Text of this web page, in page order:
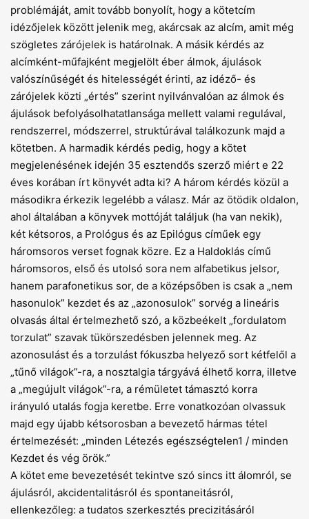
problémáját, amit tovább bonyolít, hogy a kötetcím
idézőjelek között jelenik meg, akárcsak az alcím, amit még
szögletes zárójelek is határolnak. A másik kérdés az
alcímként-műfajként megjelölt éber álmok, ájulások
valószínűségét és hitelességét érinti, az idéző- és
zárójelek közti „értés” szerint nyilvánvalóan az álmok és
ájulások befolyásolhatatlansága mellett valami regulával,
rendszerrel, módszerrel, struktúrával találkozunk majd a
kötetben. A harmadik kérdés pedig, hogy a kötet
megjelenésének idején 35 esztendős szerző miért e 22
éves korában írt könyvét adta ki? A három kérdés közül a
másodikra érkezik legelébb a válasz. Már az ötödik oldalon,
ahol általában a könyvek mottóját találjuk (ha van nekik),
két kétsoros, a Prológus és az Epilógus címűek egy
háromsoros verset fognak közre. Ez a Haldoklás című
háromsoros, első és utolsó sora nem alfabetikus jelsor,
hanem parafonetikus sor, de a középsőben is csak a „nem
hasonulok” kezdet és az „azonosulok” sorvég a lineáris
olvasás által értelmezhető szó, a közbeékelt „fordulatom
torzulat” szavak tükörszedésben jelennek meg. Az
azonosulást és a torzulást fókuszba helyező sort kétfelől a
„tűnő világok”-ra, a nosztalgia tárgyává élhető korra, illetve
a „megújult világok”-ra, a rémületet támasztó korra
irányuló utalás fogja keretbe. Erre vonatkozóan olvassuk
majd egy újabb kétsorosban a bevezető hármas tétel
értelmezését: „minden Létezés egészségtelen1 / minden
Kezdet és vég örök.”
A kötet eme bevezetését tekintve szó sincs itt álomról, se
ájulásról, akcidentalitásról és spontaneitásról,
ellenkezőleg: a tudatos szerkesztés precizitásáról